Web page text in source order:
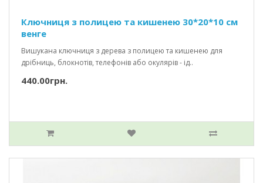
Ключниця з полицею та кишенею 30*20*10 см
венге
Вишукана ключниця з дерева з полицею та кишенею для
дрібниць, блокнотів, телефонів або окулярів - ід..
440.00грн.